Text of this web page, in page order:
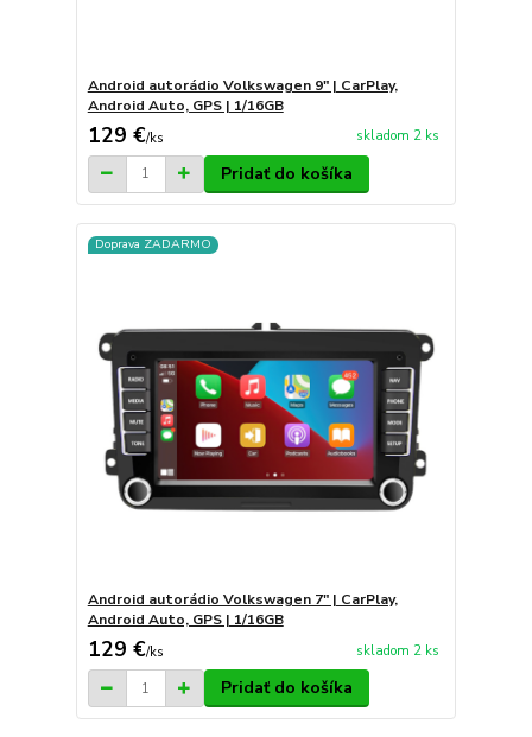
Android autorádio Volkswagen 9" | CarPlay,
Android Auto, GPS | 1/16GB
129 €/ks skladom 2 ks
Pridať do košíka
Doprava ZADARMO
Android autorádio Volkswagen 7" | CarPlay,
Android Auto, GPS | 1/16GB
129 €/ks skladom 2 ks
Pridať do košíka